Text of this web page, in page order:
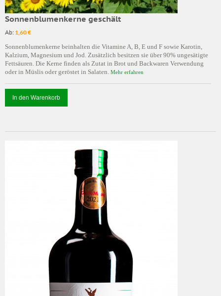
Sonnenblumenkerne geschält
Ab: 1,60 €
Sonnenblumenkerne beinhalten die Vitamine A, B, E und F sowie Karotin,
Kalzium, Magnesium und Jod. Zusätzlich besitzen sie über 90% ungesätigte
Fettsäuren. Die Kerne finden als Zutat in Brot und Backwaren Verwendung
oder in Müslis oder geröstet in Salaten. Mehr erfahren
In den Warenkorb